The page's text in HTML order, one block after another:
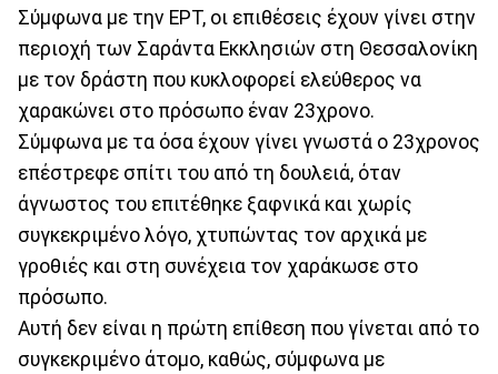
Σύμφωνα με την ΕΡΤ, οι επιθέσεις έχουν γίνει στην
περιοχή των Σαράντα Εκκλησιών στη Θεσσαλονίκη
με τον δράστη που κυκλοφορεί ελεύθερος να
χαρακώνει στο πρόσωπο έναν 23χρονο.
Σύμφωνα με τα όσα έχουν γίνει γνωστά ο 23χρονος
επέστρεφε σπίτι του από τη δουλειά, όταν
άγνωστος του επιτέθηκε ξαφνικά και χωρίς
συγκεκριμένο λόγο, χτυπώντας τον αρχικά με
γροθιές και στη συνέχεια τον χαράκωσε στο
πρόσωπο.
Αυτή δεν είναι η πρώτη επίθεση που γίνεται από το
συγκεκριμένο άτομο, καθώς, σύμφωνα με